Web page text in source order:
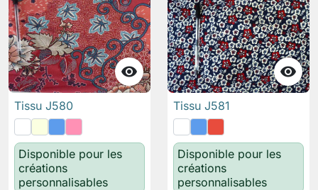

Tissu J580
Disponible pour les
créations
personnalisables

Tissu J581
Disponible pour les
créations
personnalisables